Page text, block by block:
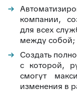
компании,
для всех
между собой;
Создать
с которой,
смогут
изменения в